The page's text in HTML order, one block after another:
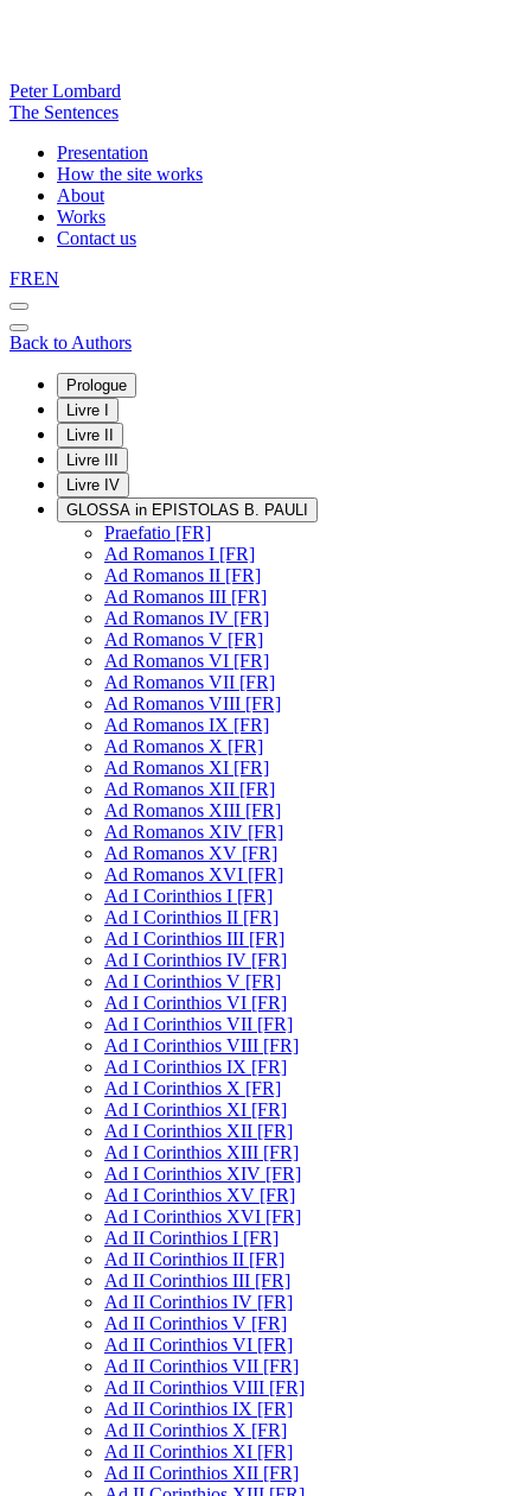
Peter Lombard
The Sentences
Presentation
How the site works
About
Works
Contact us
FREN
Back to Authors
Prologue
Livre I
Livre II
Livre III
Livre IV
GLOSSA in EPISTOLAS B. PAULI
Praefatio [FR]
Ad Romanos I [FR]
Ad Romanos II [FR]
Ad Romanos III [FR]
Ad Romanos IV [FR]
Ad Romanos V [FR]
Ad Romanos VI [FR]
Ad Romanos VII [FR]
Ad Romanos VIII [FR]
Ad Romanos IX [FR]
Ad Romanos X [FR]
Ad Romanos XI [FR]
Ad Romanos XII [FR]
Ad Romanos XIII [FR]
Ad Romanos XIV [FR]
Ad Romanos XV [FR]
Ad Romanos XVI [FR]
Ad I Corinthios I [FR]
Ad I Corinthios II [FR]
Ad I Corinthios III [FR]
Ad I Corinthios IV [FR]
Ad I Corinthios V [FR]
Ad I Corinthios VI [FR]
Ad I Corinthios VII [FR]
Ad I Corinthios VIII [FR]
Ad I Corinthios IX [FR]
Ad I Corinthios X [FR]
Ad I Corinthios XI [FR]
Ad I Corinthios XII [FR]
Ad I Corinthios XIII [FR]
Ad I Corinthios XIV [FR]
Ad I Corinthios XV [FR]
Ad I Corinthios XVI [FR]
Ad II Corinthios I [FR]
Ad II Corinthios II [FR]
Ad II Corinthios III [FR]
Ad II Corinthios IV [FR]
Ad II Corinthios V [FR]
Ad II Corinthios VI [FR]
Ad II Corinthios VII [FR]
Ad II Corinthios VIII [FR]
Ad II Corinthios IX [FR]
Ad II Corinthios X [FR]
Ad II Corinthios XI [FR]
Ad II Corinthios XII [FR]